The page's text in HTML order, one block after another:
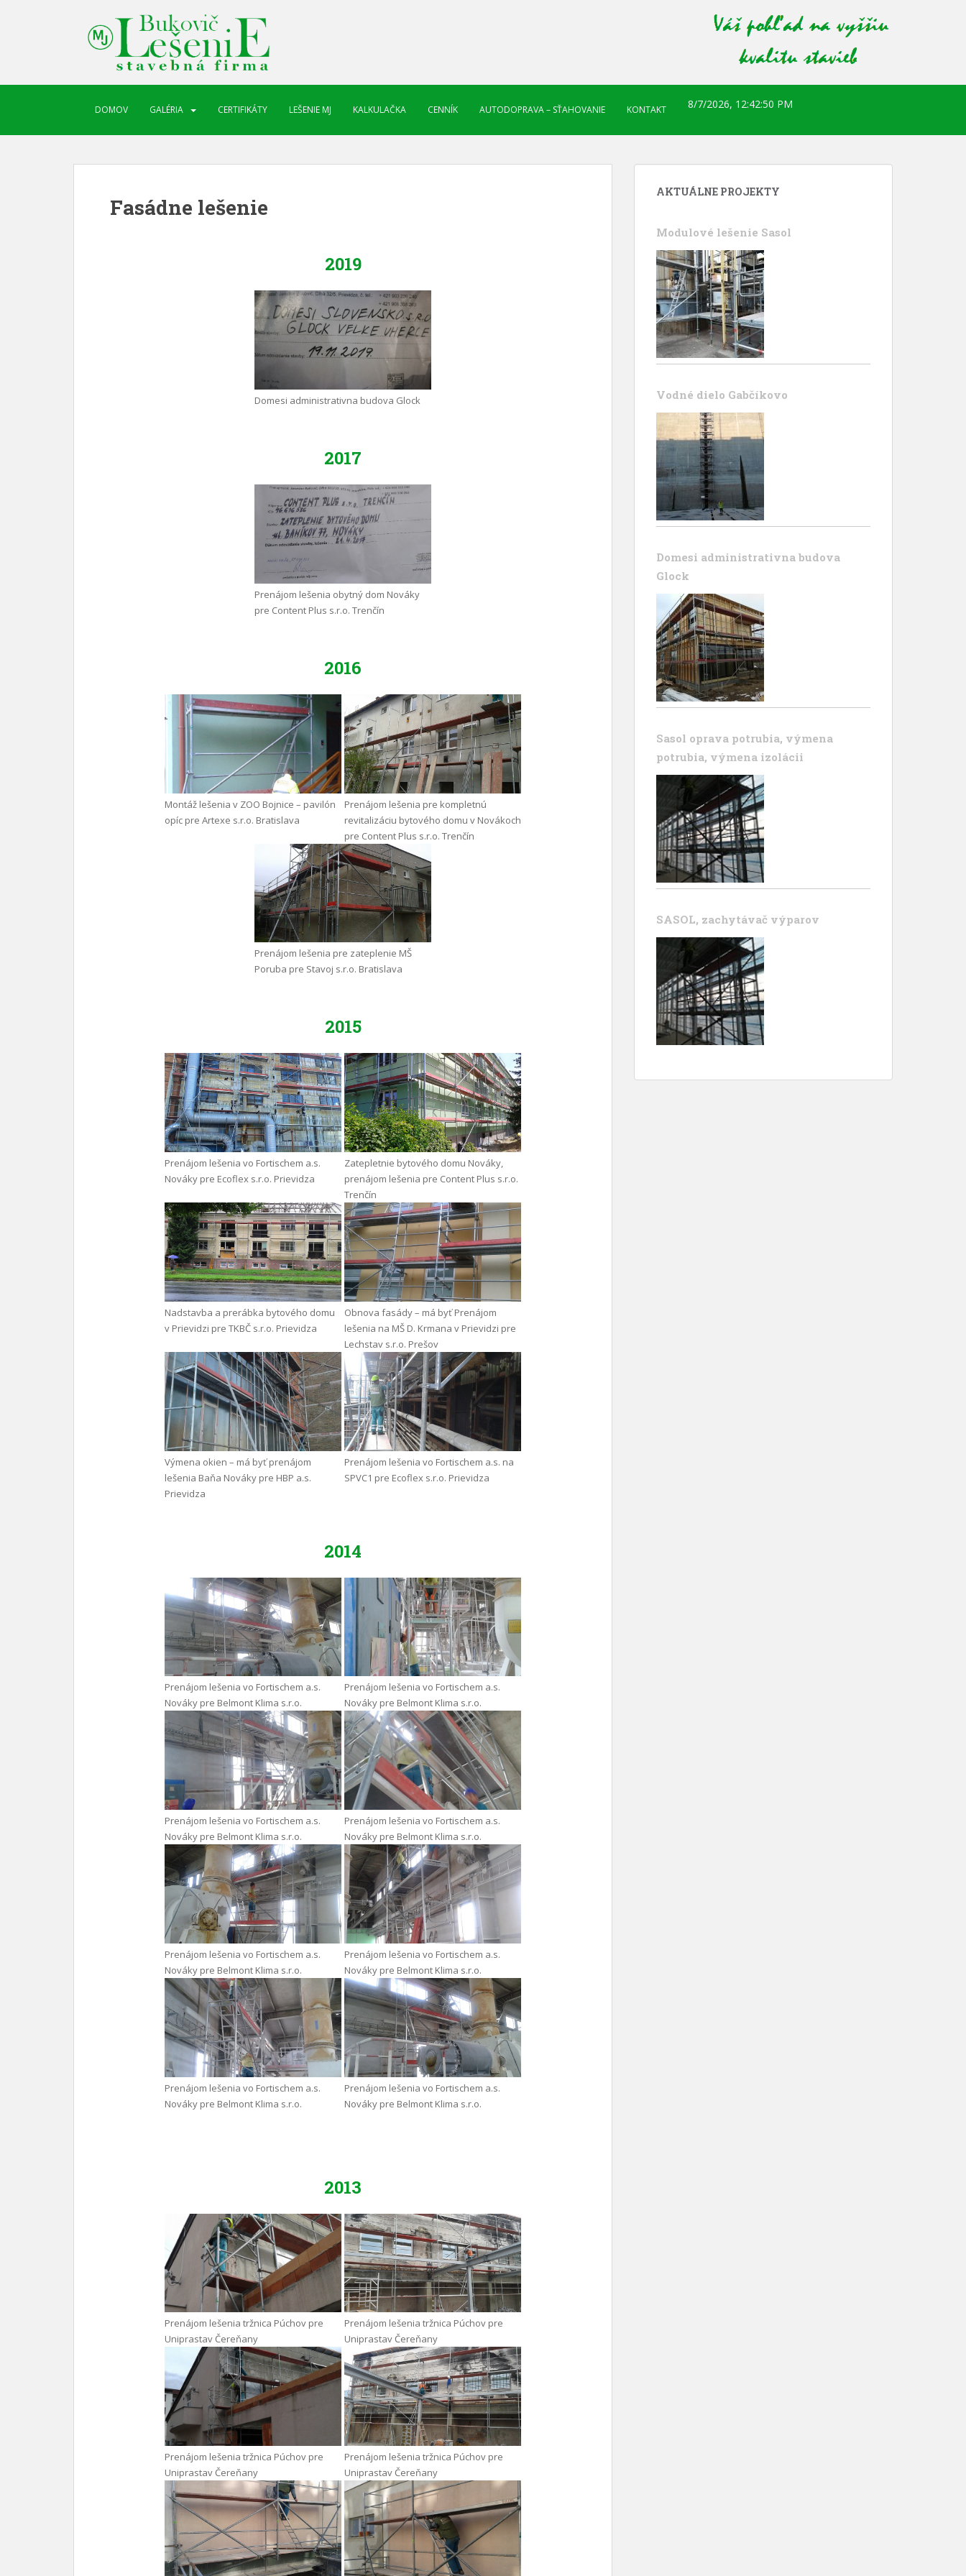
DOMOV GALÉRIA CERTIFIKÁTY LEŠENIE MJ KALKULAČKA CENNÍK AUTODOPRAVA – SŤAHOVANIE KONTAKT 8/7/2026, 12:42:51 PM
Fasádne lešenie
2019
Domesi administrativna budova Glock
2017
Prenájom lešenia obytný dom Nováky
pre Content Plus s.r.o. Trenčín
2016
Montáž lešenia v ZOO Bojnice – pavilón
opíc pre Artexe s.r.o. Bratislava
Prenájom lešenia pre kompletnú
revitalizáciu bytového domu v Novákoch
pre Content Plus s.r.o. Trenčín
Prenájom lešenia pre zateplenie MŠ
Poruba pre Stavoj s.r.o. Bratislava
2015
Prenájom lešenia vo Fortischem a.s.
Nováky pre Ecoflex s.r.o. Prievidza
Zatepletnie bytového domu Nováky,
prenájom lešenia pre Content Plus s.r.o.
Trenčín
Nadstavba a prerábka bytového domu
v Prievidzi pre TKBČ s.r.o. Prievidza
Obnova fasády – má byť Prenájom
lešenia na MŠ D. Krmana v Prievidzi pre
Lechstav s.r.o. Prešov
Výmena okien – má byť prenájom
lešenia Baňa Nováky pre HBP a.s.
Prievidza
Prenájom lešenia vo Fortischem a.s. na
SPVC1 pre Ecoflex s.r.o. Prievidza
2014
Prenájom lešenia vo Fortischem a.s.
Nováky pre Belmont Klima s.r.o.
Prenájom lešenia vo Fortischem a.s.
Nováky pre Belmont Klima s.r.o.
Prenájom lešenia vo Fortischem a.s.
Nováky pre Belmont Klima s.r.o.
Prenájom lešenia vo Fortischem a.s.
Nováky pre Belmont Klima s.r.o.
Prenájom lešenia vo Fortischem a.s.
Nováky pre Belmont Klima s.r.o.
Prenájom lešenia vo Fortischem a.s.
Nováky pre Belmont Klima s.r.o.
Prenájom lešenia vo Fortischem a.s.
Nováky pre Belmont Klima s.r.o.
Prenájom lešenia vo Fortischem a.s.
Nováky pre Belmont Klima s.r.o.
2013
Prenájom lešenia tržnica Púchov pre
Uniprastav Čereňany
Prenájom lešenia tržnica Púchov pre
Uniprastav Čereňany
Prenájom lešenia tržnica Púchov pre
Uniprastav Čereňany
Prenájom lešenia tržnica Púchov pre
Uniprastav Čereňany
AKTUÁLNE PROJEKTY
Modulové lešenie Sasol
Vodné dielo Gabčíkovo
Domesi administrativna budova
Glock
Sasol oprava potrubia, výmena
potrubia, výmena izolácii
SASOL, zachytávač výparov